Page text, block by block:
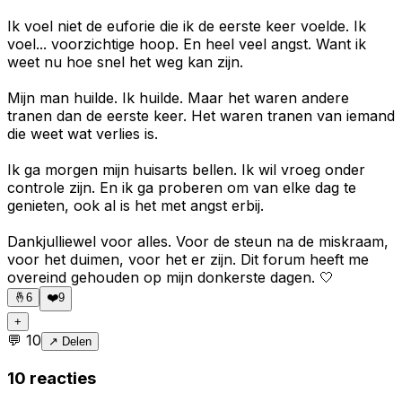
Ik voel niet de euforie die ik de eerste keer voelde. Ik
voel... voorzichtige hoop. En heel veel angst. Want ik
weet nu hoe snel het weg kan zijn.
Mijn man huilde. Ik huilde. Maar het waren andere
tranen dan de eerste keer. Het waren tranen van iemand
die weet wat verlies is.
Ik ga morgen mijn huisarts bellen. Ik wil vroeg onder
controle zijn. En ik ga proberen om van elke dag te
genieten, ook al is het met angst erbij.
Dankjulliewel voor alles. Voor de steun na de miskraam,
voor het duimen, voor het er zijn. Dit forum heeft me
overeind gehouden op mijn donkerste dagen. 🤍
🤞 6 ❤️9
+
💬 10 ↗ Delen
10 reacties